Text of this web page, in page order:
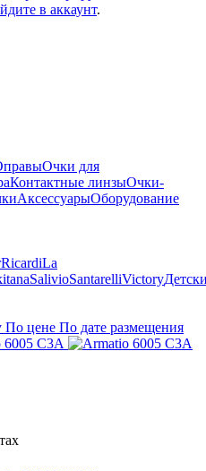
в аккаунт.
Очки для
Контактные линзыОчки-
АксессуарыОборудование
RicardiLa
SalivioSantarelliVictory
По цене По дате размещения